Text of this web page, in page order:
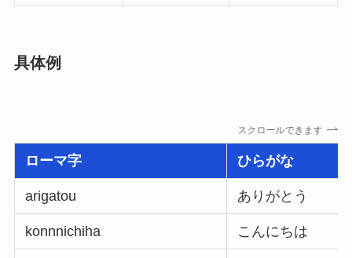
具体例
スクロールできます
ローマ字 ひらがな
arigatou ありがとう
konnnichiha こんにちは